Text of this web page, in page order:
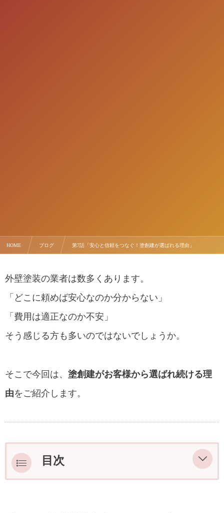
HOME ブログ 第7話「安心と信頼をつなぐ！塗創建が選ばれる理由」
外壁塗装の業者は数多くあります。
「どこに頼めば安心なのか分からない」
「費用は適正なのか不安」
そう感じる方も多いのではないでしょうか。
そこで今回は、 塗創建がお客様から選ばれ続ける理
由をご紹介します。
目次